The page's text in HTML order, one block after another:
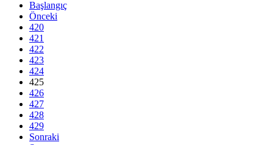
Başlangıç
Önceki
420
421
422
423
424
425
426
427
428
429
Sonraki